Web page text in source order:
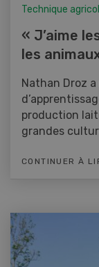
Technique
« J’aime
les
Nathan Droz
production
grandes
CONTINUER À